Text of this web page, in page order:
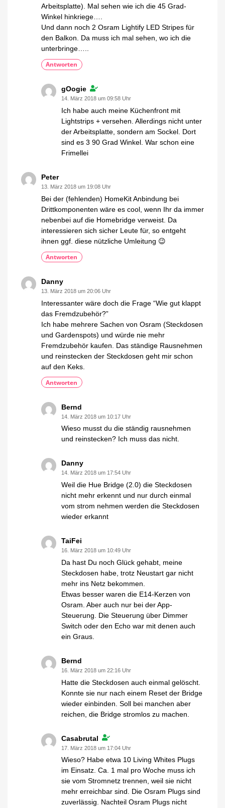
Arbeitsplatte). Mal sehen wie ich die 45 Grad-
Winkel hinkriege….
Und dann noch 2 Osram Lightify LED Stripes für
den Balkon. Da muss ich mal sehen, wo ich die
unterbringe…..
Antworten
gOogie
14. März 2018 um 09:58 Uhr
Ich habe auch meine Küchenfront mit
Lightstrips + versehen. Allerdings nicht unter
der Arbeitsplatte, sondern am Sockel. Dort
sind es 3 90 Grad Winkel. War schon eine
Frimellei
Peter
13. März 2018 um 19:08 Uhr
Bei der (fehlenden) HomeKit Anbindung bei
Drittkomponenten wäre es cool, wenn Ihr da immer
nebenbei auf die Homebridge verweist. Da
interessieren sich sicher Leute für, so entgeht
ihnen ggf. diese nützliche Umleitung 😉
Antworten
Danny
13. März 2018 um 20:06 Uhr
Interessanter wäre doch die Frage “Wie gut klappt
das Fremdzubehör?”
Ich habe mehrere Sachen von Osram (Steckdosen
und Gardenspots) und würde nie mehr
Fremdzubehör kaufen. Das ständige Rausnehmen
und reinstecken der Steckdosen geht mir schon
auf den Keks.
Antworten
Bernd
14. März 2018 um 10:17 Uhr
Wieso musst du die ständig rausnehmen
und reinstecken? Ich muss das nicht.
Danny
14. März 2018 um 17:54 Uhr
Weil die Hue Bridge (2.0) die Steckdosen
nicht mehr erkennt und nur durch einmal
vom strom nehmen werden die Steckdosen
wieder erkannt
TaiFei
16. März 2018 um 10:49 Uhr
Da hast Du noch Glück gehabt, meine
Steckdosen habe, trotz Neustart gar nicht
mehr ins Netz bekommen.
Etwas besser waren die E14-Kerzen von
Osram. Aber auch nur bei der App-
Steuerung. Die Steuerung über Dimmer
Switch oder den Echo war mit denen auch
ein Graus.
Bernd
16. März 2018 um 22:16 Uhr
Hatte die Steckdosen auch einmal gelöscht.
Konnte sie nur nach einem Reset der Bridge
wieder einbinden. Soll bei manchen aber
reichen, die Bridge stromlos zu machen.
Casabrutal
17. März 2018 um 17:04 Uhr
Wieso? Habe etwa 10 Living Whites Plugs
im Einsatz. Ca. 1 mal pro Woche muss ich
sie vom Stromnetz trennen, weil sie nicht
mehr erreichbar sind. Die Osram Plugs sind
zuverlässig. Nachteil Osram Plugs nicht